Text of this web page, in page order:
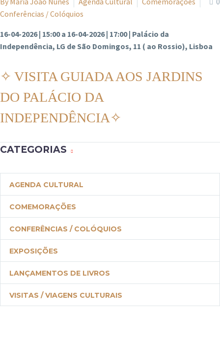
Conferências / Colóquios
16-04-2026 | 15:00 a 16-04-2026 | 17:00 | Palácio da
Independência, LG de São Domingos, 11 ( ao Rossio), Lisboa
✧ VISITA GUIADA AOS JARDINS
DO PALÁCIO DA
INDEPENDÊNCIA✧
CATEGORIAS
AGENDA CULTURAL
COMEMORAÇÕES
CONFERÊNCIAS / COLÓQUIOS
EXPOSIÇÕES
LANÇAMENTOS DE LIVROS
VISITAS / VIAGENS CULTURAIS